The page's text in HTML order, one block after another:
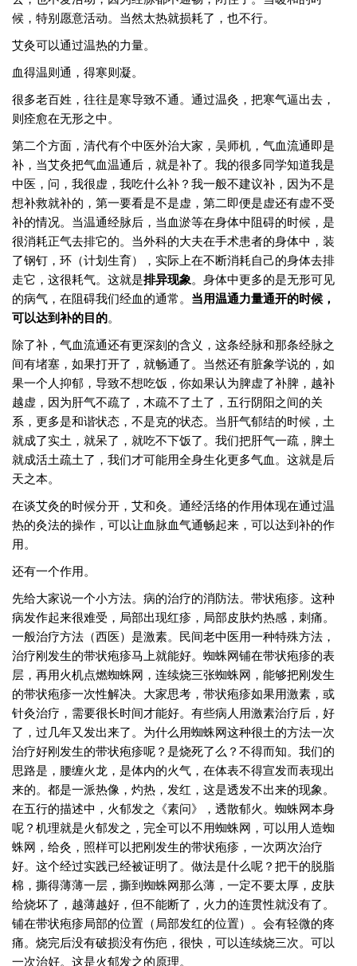
候，特别愿意活动。当然太热就损耗了，也不行。
艾灸可以通过温热的力量。
血得温则通，得寒则凝。
很多老百姓，往往是寒导致不通。通过温灸，把寒气逼出去，
则痊愈在无形之中。
第二个方面，清代有个中医外治大家，吴师机，气血流通即是
补，当艾灸把气血温通后，就是补了。我的很多同学知道我是
中医，问，我很虚，我吃什么补？我一般不建议补，因为不是
想补救就补的，第一要看是不是虚，第二即便是虚还有虚不受
补的情况。当温通经脉后，当血淤等在身体中阻碍的时候，是
很消耗正气去排它的。当外科的大夫在手术患者的身体中，装
了钢钉，环（计划生育），实际上在不断消耗自己的身体去排
走它，这很耗气。这就是排异现象。身体中更多的是无形可见
的病气，在阻碍我们经血的通常。 当用温通力量通开的时候，
可以达到补的目的。
除了补，气血流通还有更深刻的含义，这条经脉和那条经脉之
间有堵塞，如果打开了，就畅通了。当然还有脏象学说的，如
果一个人抑郁，导致不想吃饭，你如果认为脾虚了补脾，越补
越虚，因为肝气不疏了，木疏不了土了，五行阴阳之间的关
系，更多是和谐状态，不是克的状态。当肝气郁结的时候，土
就成了实土，就呆了，就吃不下饭了。我们把肝气一疏，脾土
就成活土疏土了，我们才可能用全身生化更多气血。这就是后
天之本。
在谈艾灸的时候分开，艾和灸。通经活络的作用体现在通过温
热的灸法的操作，可以让血脉血气通畅起来，可以达到补的作
用。
还有一个作用。
先给大家说一个小方法。病的治疗的消防法。带状疱疹。这种
病发作起来很难受，局部出现红疹，局部皮肤灼热感，刺痛。
一般治疗方法（西医）是激素。民间老中医用一种特殊方法，
治疗刚发生的带状疱疹马上就能好。蜘蛛网铺在带状疱疹的表
层，再用火机点燃蜘蛛网，连续烧三张蜘蛛网，能够把刚发生
的带状疱疹一次性解决。大家思考，带状疱疹如果用激素，或
针灸治疗，需要很长时间才能好。有些病人用激素治疗后，好
了，过几年又发出来了。为什么用蜘蛛网这种很土的方法一次
治疗好刚发生的带状疱疹呢？是烧死了么？不得而知。我们的
思路是，腰缠火龙，是体内的火气，在体表不得宣发而表现出
来的。都是一派热像，灼热，发红，这是透发不出来的现象。
在五行的描述中，火郁发之《素问》，透散郁火。蜘蛛网本身
呢？机理就是火郁发之，完全可以不用蜘蛛网，可以用人造蜘
蛛网，给灸，照样可以把刚发生的带状疱疹，一次两次治疗
好。这个经过实践已经被证明了。做法是什么呢？把干的脱脂
棉，撕得薄薄一层，撕到蜘蛛网那么薄，一定不要太厚，皮肤
给烧坏了，越薄越好，但不能断了，火力的连贯性就没有了。
铺在带状疱疹局部的位置（局部发红的位置）。会有轻微的疼
痛。烧完后没有破损没有伤疤，很快，可以连续烧三次。可以
一次治好。这是火郁发之的原理。